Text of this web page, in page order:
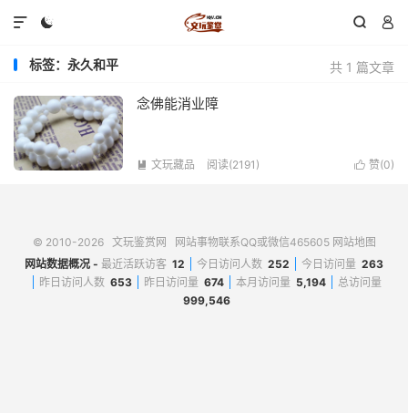
  

共 1 篇文章
标签：永久和平
念佛能消业障
 赞(0)
 文玩藏品 阅读(2191)
© 2010-2026 文玩鉴赏网 网站事物联系QQ或微信465605 网站地图
网站数据概况 - 最近活跃访客 12 今日访问人数 252 今日访问量 263
昨日访问人数 653 昨日访问量 674 本月访问量 5,194
总访问量
999,546